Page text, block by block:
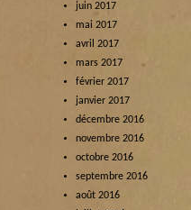
juin 2017
mai 2017
avril 2017
mars 2017
février 2017
janvier 2017
décembre 2016
novembre 2016
octobre 2016
septembre 2016
août 2016